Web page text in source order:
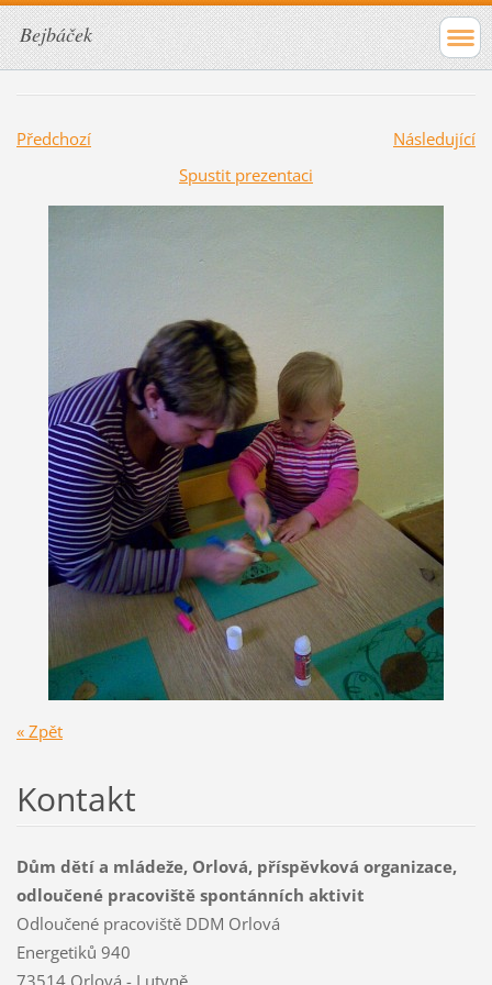
Bejbáček
Předchozí
Následující
Spustit prezentaci
« Zpět
Kontakt
Dům dětí a mládeže, Orlová, příspěvková organizace,
odloučené pracoviště spontánních aktivit
Odloučené pracoviště DDM Orlová
Energetiků 940
73514 Orlová - Lutyně